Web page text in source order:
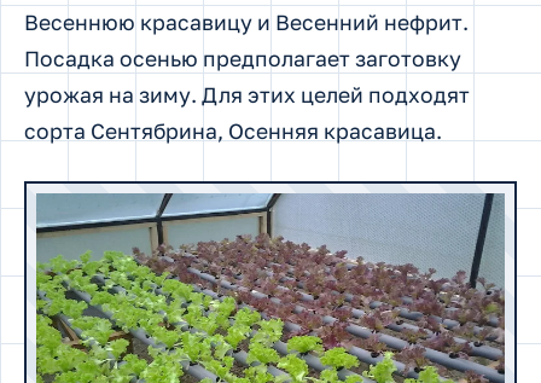
Весеннюю красавицу и Весенний нефрит.
Посадка осенью предполагает заготовку
урожая на зиму. Для этих целей подходят
сорта Сентябрина, Осенняя красавица.